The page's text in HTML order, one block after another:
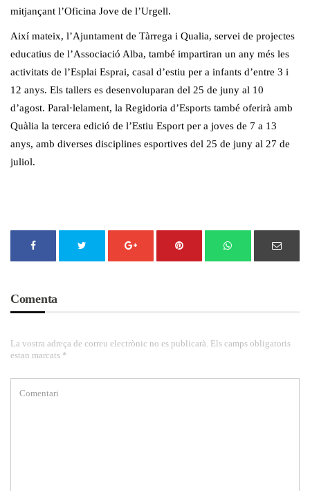
mitjançant l’Oficina Jove de l’Urgell.
Així mateix, l’Ajuntament de Tàrrega i Qualia, servei de projectes
educatius de l’Associació Alba, també impartiran un any més les
activitats de l’Esplai Esprai, casal d’estiu per a infants d’entre 3 i
12 anys. Els tallers es desenvoluparan del 25 de juny al 10
d’agost. Paral·lelament, la Regidoria d’Esports també oferirà amb
Quàlia la tercera edició de l’Estiu Esport per a joves de 7 a 13
anys, amb diverses disciplines esportives del 25 de juny al 27 de
juliol.
Comenta
La vostra adreça de correu electrònic no es publicarà. Els camps obligatoris
estan marcats *